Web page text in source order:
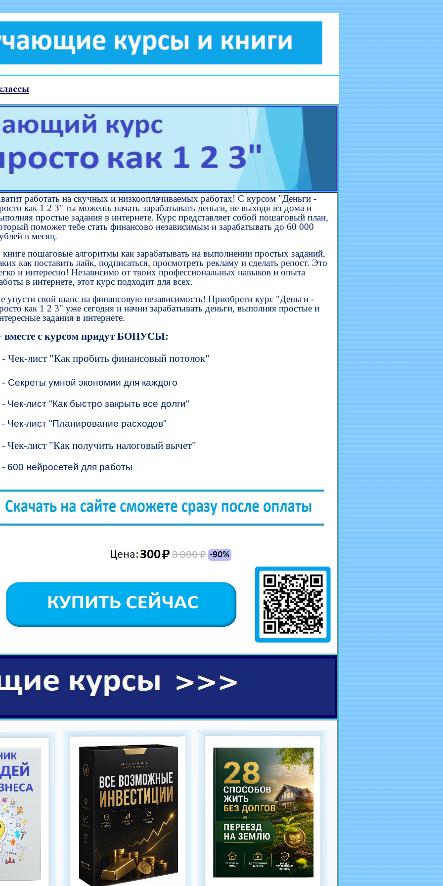
работать на скучных и низкооплачиваемых работах! С курсом "Деньги -
как 1 2 3" ты можешь начать зарабатывать деньги, не выходя из дома и
простые задания в интернете. Курс представляет собой пошаговый план,
поможет тебе стать финансово независимым и зарабатывать до 60 000
в месяц.
пошаговые алгоритмы как зарабатывать на выполнении простых заданий,
как поставить лайк, подписаться, просмотреть рекламу и сделать репост. Это
и интересно! Независимо от твоих профессиональных навыков и опыта
в интернете, этот курс подходит для всех.
упусти свой шанс на финансовую независимость! Приобрети курс "Деньги -
как 1 2 3" уже сегодня и начни зарабатывать деньги, выполняя простые и
задания в интернете.
вместе с курсом придут БОНУСЫ:
- Чек-лист "Как пробить финансовый потолок"
- Секреты умной экономии для каждого
- Чек-лист "Как быстро закрыть все долги"
- Чек-лист "Планирование расходов"
- Чек-лист "Как получить налоговый вычет"
- 600 нейросетей для работы